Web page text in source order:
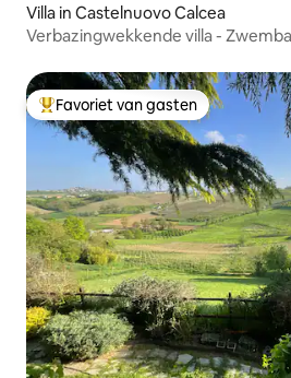
Villa in Castelnuovo Calcea
Verbazingwekkende villa -
Topfavoriet van gasten
Favoriet van gasten